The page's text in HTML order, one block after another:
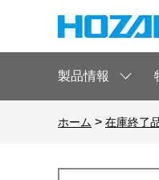
製品情報
ホーム > 在庫終了